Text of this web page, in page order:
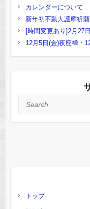
カレンダーについて
新年初不動大護摩祈
[時間変更あり]2月27
12月5日(金)夜座禅・
Search
トップ